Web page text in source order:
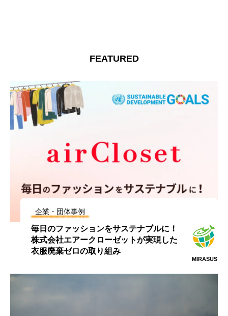
FEATURED
企業・団体事例
毎日のファッションをサステナブルに！
株式会社エアークローゼットが実現した
衣服廃棄ゼロの取り組み
MIRASUS